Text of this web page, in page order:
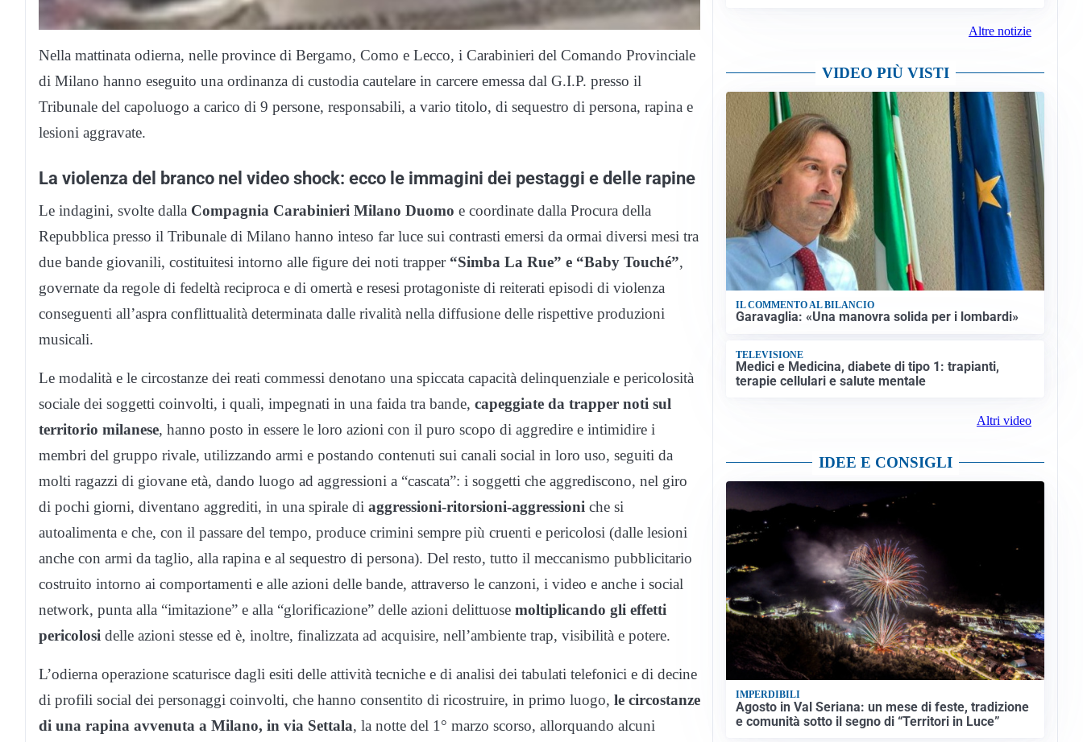
Nella mattinata odierna, nelle province di Bergamo, Como e Lecco, i Carabinieri del Comando Provinciale
di Milano hanno eseguito una ordinanza di custodia cautelare in carcere emessa dal G.I.P. presso il
Tribunale del capoluogo a carico di 9 persone, responsabili, a vario titolo, di sequestro di persona, rapina e
lesioni aggravate.
La violenza del branco nel video shock: ecco le immagini dei pestaggi e delle rapine
Le indagini, svolte dalla Compagnia Carabinieri Milano Duomo e coordinate dalla Procura della
Repubblica presso il Tribunale di Milano hanno inteso far luce sui contrasti emersi da ormai diversi mesi tra
due bande giovanili, costituitesi intorno alle figure dei noti trapper “Simba La Rue” e “Baby Touché”,
governate da regole di fedeltà reciproca e di omertà e resesi protagoniste di reiterati episodi di violenza
conseguenti all’aspra conflittualità determinata dalle rivalità nella diffusione delle rispettive produzioni
musicali.
Le modalità e le circostanze dei reati commessi denotano una spiccata capacità delinquenziale e pericolosità
sociale dei soggetti coinvolti, i quali, impegnati in una faida tra bande, capeggiate da trapper noti sul
territorio milanese, hanno posto in essere le loro azioni con il puro scopo di aggredire e intimidire i
membri del gruppo rivale, utilizzando armi e postando contenuti sui canali social in loro uso, seguiti da
molti ragazzi di giovane età, dando luogo ad aggressioni a “cascata”: i soggetti che aggrediscono, nel giro
di pochi giorni, diventano aggrediti, in una spirale di aggressioni-ritorsioni-aggressioni che si
autoalimenta e che, con il passare del tempo, produce crimini sempre più cruenti e pericolosi (dalle lesioni
anche con armi da taglio, alla rapina e al sequestro di persona). Del resto, tutto il meccanismo pubblicitario
costruito intorno ai comportamenti e alle azioni delle bande, attraverso le canzoni, i video e anche i social
network, punta alla “imitazione” e alla “glorificazione” delle azioni delittuose moltiplicando gli effetti
pericolosi delle azioni stesse ed è, inoltre, finalizzata ad acquisire, nell’ambiente trap, visibilità e potere.
L’odierna operazione scaturisce dagli esiti delle attività tecniche e di analisi dei tabulati telefonici e di decine
di profili social dei personaggi coinvolti, che hanno consentito di ricostruire, in primo luogo, le circostanze
di una rapina avvenuta a Milano, in via Settala, la notte del 1° marzo scorso, allorquando alcuni
Altre notizie
VIDEO PIÙ VISTI
IL COMMENTO AL BILANCIO
Garavaglia: «Una manovra solida per i lombardi»
TELEVISIONE
Medici e Medicina, diabete di tipo 1: trapianti,
terapie cellulari e salute mentale
Altri video
IDEE E CONSIGLI
IMPERDIBILI
Agosto in Val Seriana: un mese di feste, tradizione
e comunità sotto il segno di “Territori in Luce”